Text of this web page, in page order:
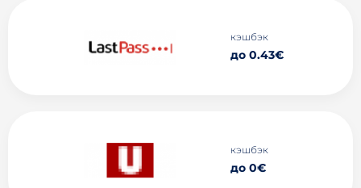
кэшбэк
до 0.43€
кэшбэк
до 0€